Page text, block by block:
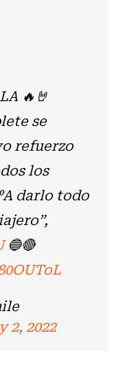
🔥🤘
se
refuerzo
los
darlo todo
🔵🔴
2, 2022